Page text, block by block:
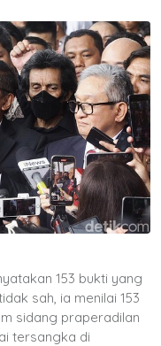
153 bukti yang
sah, ia menilai 153
sidang praperadilan
tersangka di